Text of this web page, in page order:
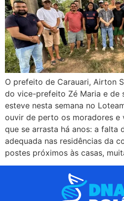
O prefeito de Carauari, Airton
do vice-prefeito Zé Maria e de
esteve nesta semana no
ouvir de perto os moradores e
que se arrasta há anos: a falta
adequada nas residências da
postes próximos às casas,